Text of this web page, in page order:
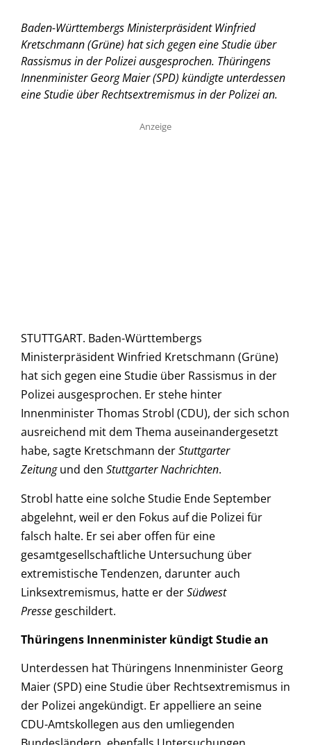
Baden-Württembergs Ministerpräsident Winfried
Kretschmann (Grüne) hat sich gegen eine Studie über
Rassismus in der Polizei ausgesprochen. Thüringens
Innenminister Georg Maier (SPD) kündigte unterdessen
eine Studie über Rechtsextremismus in der Polizei an.
Anzeige
STUTTGART. Baden-Württembergs
Ministerpräsident Winfried Kretschmann (Grüne)
hat sich gegen eine Studie über Rassismus in der
Polizei ausgesprochen. Er stehe hinter
Innenminister Thomas Strobl (CDU), der sich schon
ausreichend mit dem Thema auseinandergesetzt
habe, sagte Kretschmann derStuttgarter
Zeitungund den Stuttgarter Nachrichten.
Strobl hatte eine solche Studie Ende September
abgelehnt, weil er den Fokus auf die Polizei für
falsch halte. Er sei aber offen für eine
gesamtgesellschaftliche Untersuchung über
extremistische Tendenzen, darunter auch
Linksextremismus, hatte er derSüdwest
Presse geschildert.
Thüringens Innenminister kündigt Studie an
Unterdessen hat Thüringens Innenminister Georg
Maier (SPD) eine Studie über Rechtsextremismus in
der Polizei angekündigt. Er appelliere an seine
CDU-Amtskollegen aus den umliegenden